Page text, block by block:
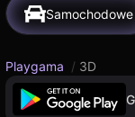
Samochodowe
Playgama / 3D